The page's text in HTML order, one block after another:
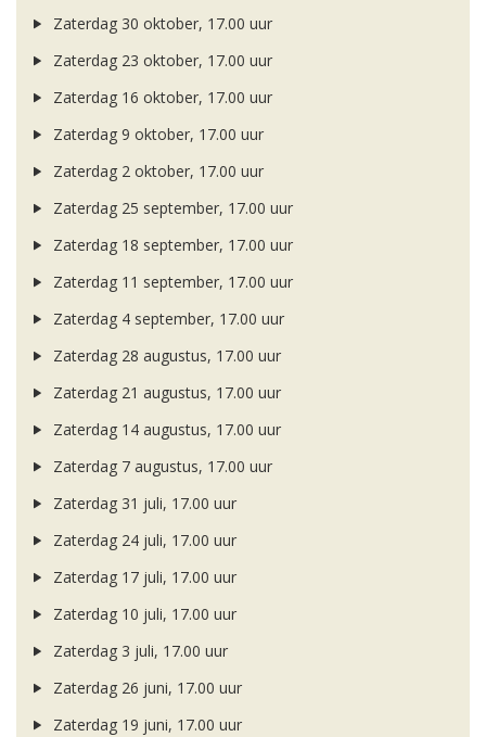
Zaterdag 30 oktober, 17.00 uur
Zaterdag 23 oktober, 17.00 uur
Zaterdag 16 oktober, 17.00 uur
Zaterdag 9 oktober, 17.00 uur
Zaterdag 2 oktober, 17.00 uur
Zaterdag 25 september, 17.00 uur
Zaterdag 18 september, 17.00 uur
Zaterdag 11 september, 17.00 uur
Zaterdag 4 september, 17.00 uur
Zaterdag 28 augustus, 17.00 uur
Zaterdag 21 augustus, 17.00 uur
Zaterdag 14 augustus, 17.00 uur
Zaterdag 7 augustus, 17.00 uur
Zaterdag 31 juli, 17.00 uur
Zaterdag 24 juli, 17.00 uur
Zaterdag 17 juli, 17.00 uur
Zaterdag 10 juli, 17.00 uur
Zaterdag 3 juli, 17.00 uur
Zaterdag 26 juni, 17.00 uur
Zaterdag 19 juni, 17.00 uur